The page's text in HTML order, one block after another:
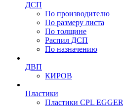
ДСП
По производителю
По размеру листа
По толщине
Распил ДСП
По назначению
ДВП
КИРОВ
Пластики
Пластики CPL EGGER